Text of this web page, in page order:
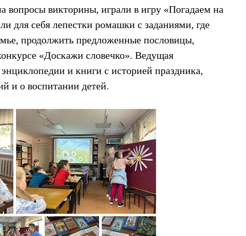
вопросы викторины, играли в игру «Погадаем на
для себя лепестки ромашки с заданиями, где
продолжить предложенные пословицы,
«Доскажи словечко». Ведущая
и книги с историей праздника,
и о воспитании детей.